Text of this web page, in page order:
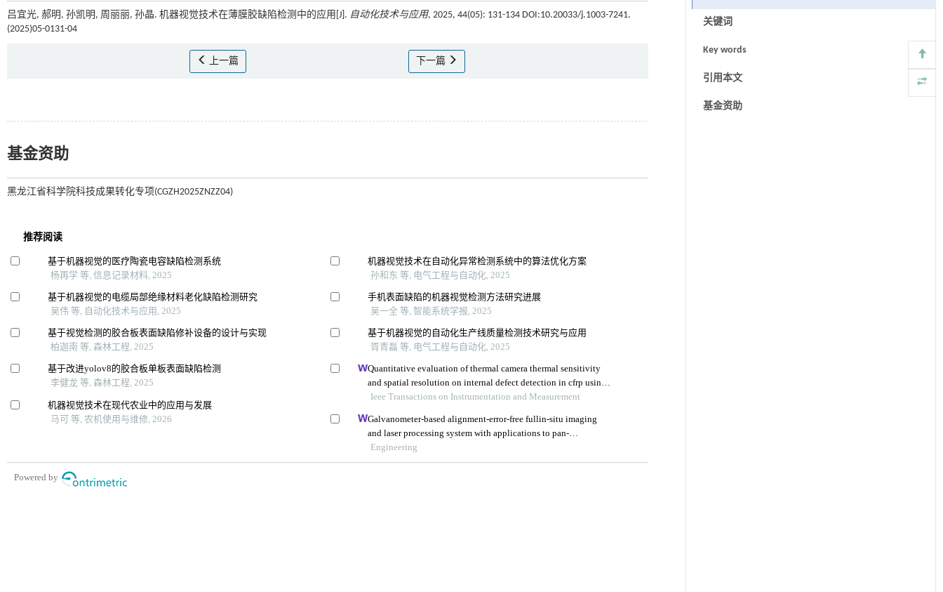
吕宜光, 郝明, 孙凯明, 周丽丽, 孙晶. 机器视觉技术在薄膜胶缺陷检测中的应用[J]. 自动化技术与应用, 2025, 44(05): 131-134 DOI:10.20033/j.1003-7241.
(2025)05-0131-04
上一篇 下一篇
基金资助
黑龙江省科学院科技成果转化专项(CGZH2025ZNZZ04)
关键词
Key words
引用本文
基金资助